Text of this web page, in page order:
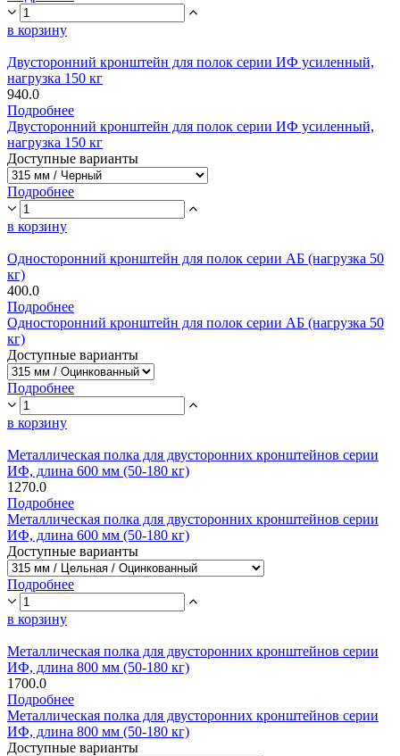
в корзину
Двусторонний кронштейн для полок серии ИФ усиленный,
нагрузка 150 кг
940.0
Подробнее
Двусторонний кронштейн для полок серии ИФ усиленный,
нагрузка 150 кг
Доступные варианты
Подробнее
в корзину
Односторонний кронштейн для полок серии АБ (нагрузка 50
кг)
400.0
Подробнее
Односторонний кронштейн для полок серии АБ (нагрузка 50
кг)
Доступные варианты
Подробнее
в корзину
Металлическая полка для двусторонних кронштейнов серии
ИФ, длина 600 мм (50-180 кг)
1270.0
Подробнее
Металлическая полка для двусторонних кронштейнов серии
ИФ, длина 600 мм (50-180 кг)
Доступные варианты
Подробнее
в корзину
Металлическая полка для двусторонних кронштейнов серии
ИФ, длина 800 мм (50-180 кг)
1700.0
Подробнее
Металлическая полка для двусторонних кронштейнов серии
ИФ, длина 800 мм (50-180 кг)
Доступные варианты